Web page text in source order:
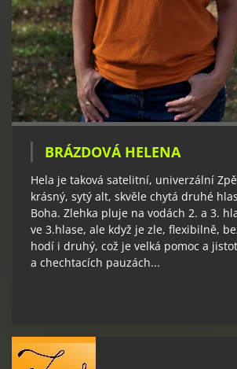
BRÁZDOVÁ HELENA
Hela je taková satelitní, univerzální
krásný, sytý alt, skvěle chytá druhé
Boha. Zlehka pluje na vodách 2. a 3.
ve 3.hlase, ale když je zle, flexibilně,
hodí i druhý, což je velká pomoc a
a chechtacích pauzách...